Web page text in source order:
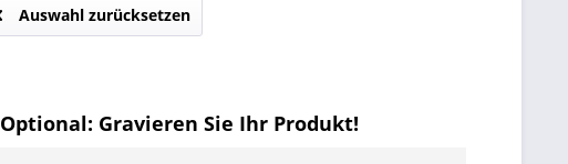
Auswahl zurücksetzen
Optional: Gravieren Sie Ihr Produkt!